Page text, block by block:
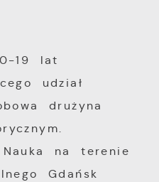
19 lat
udział
drużyna
Nauka na terenie
Gdańsk